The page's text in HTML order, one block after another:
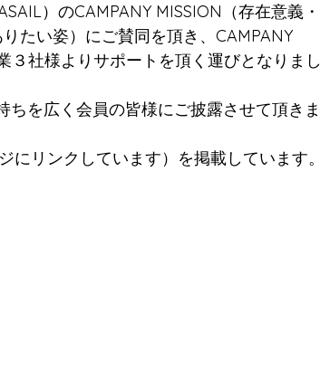
ーキングサッカー スクールQ&A
）のCAMPANY MISSION（存在意義・
たい姿）にご賛同を頂き、CAMPANY
３社様よりサポートを頂く運びとなりまし
ちを広く会員の皆様にご披露させて頂きま
リンクしています）を掲載しています。